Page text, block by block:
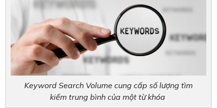
Keyword Search Volume cung cấp số lượng tìm
kiếm trung bình của một từ khóa